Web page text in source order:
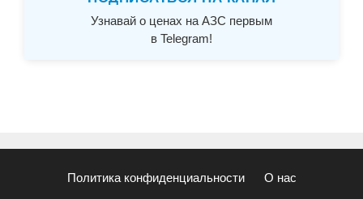
Узнавай о ценах на АЗС первым
в Telegram!
Политика конфиденциальности О нас